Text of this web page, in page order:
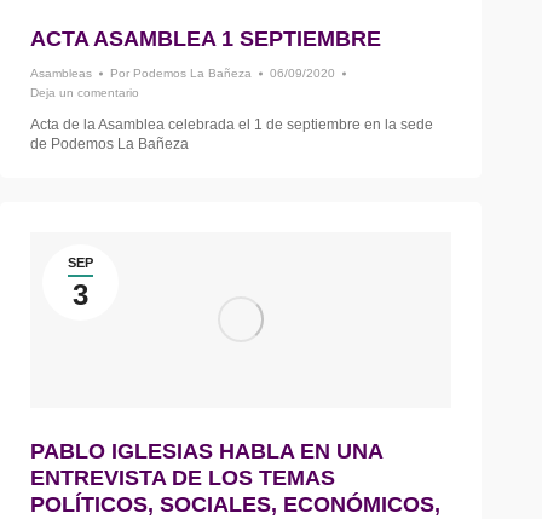
ACTA ASAMBLEA 1 SEPTIEMBRE
Asambleas Por Podemos La Bañeza
06/09/2020
Deja un comentario
Acta de la Asamblea celebrada el 1 de septiembre en la sede
de Podemos La Bañeza
SEP
3
PABLO IGLESIAS HABLA EN UNA
ENTREVISTA DE LOS TEMAS
POLÍTICOS, SOCIALES, ECONÓMICOS,